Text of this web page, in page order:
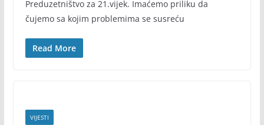
Preduzetništvo za 21.vijek. Imaćemo priliku da
čujemo sa kojim problemima se susreću
Read More
VIJESTI